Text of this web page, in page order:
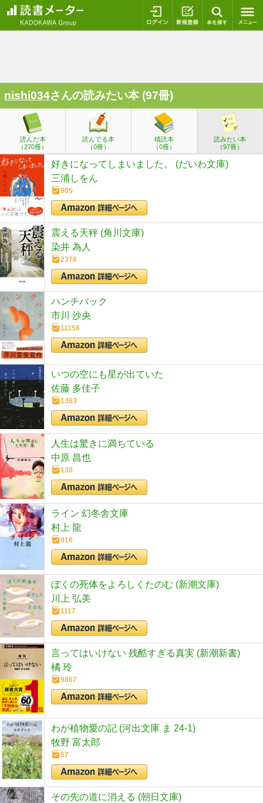
ログイン 新規登録
nishi034さんの読みたい本 (97冊)
読んだ本
（270冊）
読んでる本
（0冊）
積読本
（0冊）
読みたい本
（97冊）
好きになってしまいました。 (だいわ文庫)
三浦しをん
905
震える天秤 (角川文庫)
染井 為人
2376
ハンチバック
市川 沙央
11156
いつの空にも星が出ていた
佐藤 多佳子
1363
人生は驚きに満ちている
中原 昌也
130
ライン 幻冬舎文庫
村上 龍
916
ぼくの死体をよろしくたのむ (新潮文庫)
川上 弘美
1117
言ってはいけない 残酷すぎる真実 (新潮新書)
橘 玲
9867
わが植物愛の記 (河出文庫 ま 24-1)
牧野 富太郎
57
その先の道に消える (朝日文庫)